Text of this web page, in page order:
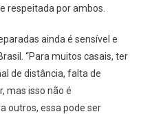
respeitada por ambos.
ainda é sensível e
“Para muitos casais, ter
de distância, falta de
mas isso não é
outros, essa pode ser